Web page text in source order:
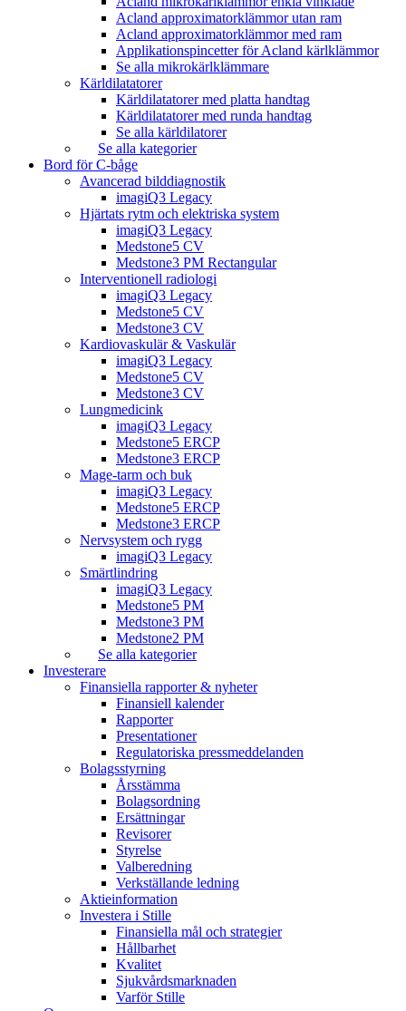
Acland approximatorklämmor utan ram
Acland approximatorklämmor med ram
Applikationspincetter för Acland kärlklämmor
Se alla mikrokärlklämmare
Kärldilatatorer
Kärldilatatorer med platta handtag
Kärldilatatorer med runda handtag
Se alla kärldilatorer
Se alla kategorier
Bord för C-båge
Avancerad bilddiagnostik
imagiQ3 Legacy
Hjärtats rytm och elektriska system
imagiQ3 Legacy
Medstone5 CV
Medstone3 PM Rectangular
Interventionell radiologi
imagiQ3 Legacy
Medstone5 CV
Medstone3 CV
Kardiovaskulär & Vaskulär
imagiQ3 Legacy
Medstone5 CV
Medstone3 CV
Lungmedicink
imagiQ3 Legacy
Medstone5 ERCP
Medstone3 ERCP
Mage-tarm och buk
imagiQ3 Legacy
Medstone5 ERCP
Medstone3 ERCP
Nervsystem och rygg
imagiQ3 Legacy
Smärtlindring
imagiQ3 Legacy
Medstone5 PM
Medstone3 PM
Medstone2 PM
Se alla kategorier
Investerare
Finansiella rapporter & nyheter
Finansiell kalender
Rapporter
Presentationer
Regulatoriska pressmeddelanden
Bolagsstyrning
Årsstämma
Bolagsordning
Ersättningar
Revisorer
Styrelse
Valberedning
Verkställande ledning
Aktieinformation
Investera i Stille
Finansiella mål och strategier
Hållbarhet
Kvalitet
Sjukvårdsmarknaden
Varför Stille